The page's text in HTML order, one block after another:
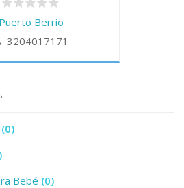
Puerto Berrio
3204017171
(0)
(0)
Bebé
(0)